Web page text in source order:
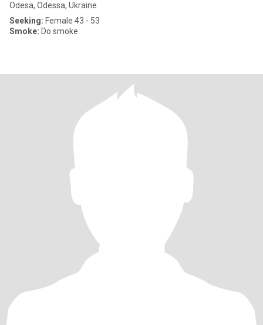
Odesa, Odessa, Ukraine
Seeking: Female 43 - 53
Smoke: Do smoke